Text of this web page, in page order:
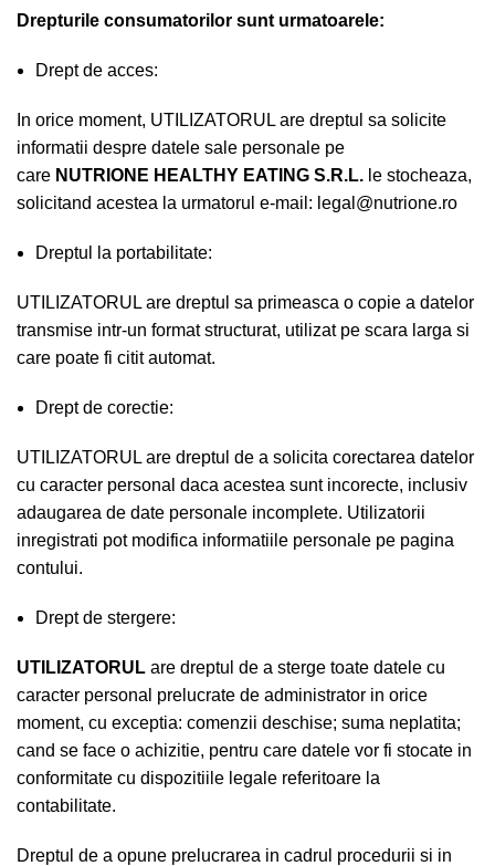
Drepturile consumatorilor sunt urmatoarele:
Drept de acces:
In orice moment, UTILIZATORUL are dreptul sa solicite
informatii despre datele sale personale pe
care NUTRIONE HEALTHY EATING S.R.L. le stocheaza,
solicitand acestea la urmatorul e-mail: legal@nutrione.ro
Dreptul la portabilitate:
UTILIZATORUL are dreptul sa primeasca o copie a datelor
transmise intr-un format structurat, utilizat pe scara larga si
care poate fi citit automat.
Drept de corectie:
UTILIZATORUL are dreptul de a solicita corectarea datelor
cu caracter personal daca acestea sunt incorecte, inclusiv
adaugarea de date personale incomplete. Utilizatorii
inregistrati pot modifica informatiile personale pe pagina
contului.
Drept de stergere:
UTILIZATORUL are dreptul de a sterge toate datele cu
caracter personal prelucrate de administrator in orice
moment, cu exceptia: comenzii deschise; suma neplatita;
cand se face o achizitie, pentru care datele vor fi stocate in
conformitate cu dispozitiile legale referitoare la
contabilitate.
Dreptul de a opune prelucrarea in cadrul procedurii si in